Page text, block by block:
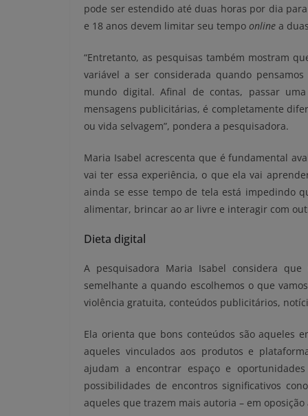
pode ser estendido até duas horas por dia
e 18 anos devem limitar seu tempo online a
“Entretanto, as pesquisas também mostram
variável a ser considerada quando
mundo digital. Afinal de contas, passar
mensagens publicitárias, é completamente
ou vida selvagem”, pondera a pesquisadora.
Maria Isabel acrescenta que é fundamental
vaiter essa experiência, o que ela vai
ainda se esse tempo de tela está impedindo
alimentar, brincar ao ar livre e interagir com
Dieta digital
A pesquisadora Maria Isabel considera
semelhante a quando escolhemos o que
violência gratuita, conteúdos publicitários,
Ela orienta que bons conteúdos são aqueles
aqueles vinculados aos produtos e
ajudam a encontrar espaço e
possibilidades de encontros significativos
aqueles que trazem mais autoria – em